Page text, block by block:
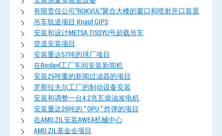
有限责任公司“ROKVUL”聚合大楼的窗口和喷射开口装置
吊车轨道项目 Knauf GIPS
安装和设计METSA TISSYU号超载吊车
管道安装项目
安装重达57吨的球厂项目
在Roslavl工厂车间安装新闻机
安装25吨重的新闻过滤器的项目
罗斯拉夫尔工厂的制动设备安装
安装和调整一台4.2兆瓦柴油发电机
安装重达20吨的 ” OPU ” 炸弹的项目
在AMO ZIL安装AWEA机械中心
AMO ZIL基金会项目